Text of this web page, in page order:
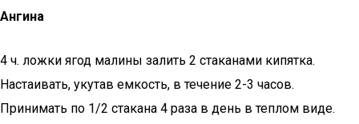
Ангина
4 ч. ложки ягод малины залить 2 стаканами кипятка.
Настаивать, укутав емкость, в течение 2-3 часов.
Принимать по 1/2 стакана 4 раза в день в теплом виде.